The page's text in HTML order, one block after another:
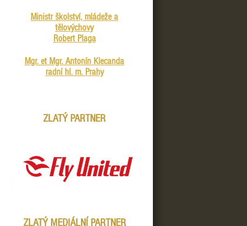
Ministr školství, mládeže a
tělovýchovy
Robert Plaga
Mgr. et Mgr. Antonín Klecanda
radní hl. m. Prahy
ZLATÝ PARTNER
ZLATÝ MEDIÁLNÍ PARTNER